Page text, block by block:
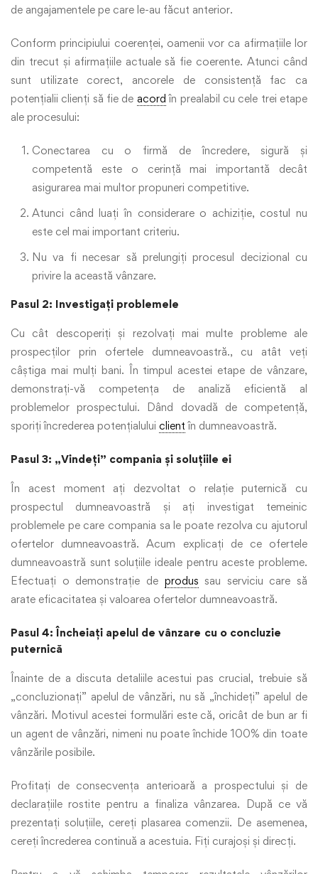
de angajamentele pe care le-au făcut anterior.
Conform principiului coerenței, oamenii vor ca afirmațiile lor
din trecut și afirmațiile actuale să fie coerente. Atunci când
sunt utilizate corect, ancorele de consistență fac ca
potențialii clienți să fie de acord în prealabil cu cele trei etape
ale procesului:
Conectarea cu o firmă de încredere, sigură și
competentă este o cerință mai importantă decât
asigurarea mai multor propuneri competitive.
Atunci când luați în considerare o achiziție, costul nu
este cel mai important criteriu.
Nu va fi necesar să prelungiți procesul decizional cu
privire la această vânzare.
Pasul 2: Investigați problemele
Cu cât descoperiți și rezolvați mai multe probleme ale
prospecților prin ofertele dumneavoastră., cu atât veți
câștiga mai mulți bani. În timpul acestei etape de vânzare,
demonstrați-vă competența de analiză eficientă al
problemelor prospectului. Dând dovadă de competență,
sporiți încrederea potențialului client în dumneavoastră.
Pasul 3: „Vindeți” compania și soluțiile ei
În acest moment ați dezvoltat o relație puternică cu
prospectul dumneavoastră și ați investigat temeinic
problemele pe care compania sa le poate rezolva cu ajutorul
ofertelor dumneavoastră. Acum explicați de ce ofertele
dumneavoastră sunt soluțiile ideale pentru aceste probleme.
Efectuați o demonstrație de produs sau serviciu care să
arate eficacitatea și valoarea ofertelor dumneavoastră.
Pasul 4: Încheiați apelul de vânzare cu o concluzie
puternică
Înainte de a discuta detaliile acestui pas crucial, trebuie să
„concluzionați” apelul de vânzări, nu să „închideți” apelul de
vânzări. Motivul acestei formulări este că, oricât de bun ar fi
un agent de vânzări, nimeni nu poate închide 100% din toate
vânzările posibile.
Profitați de consecvența anterioară a prospectului și de
declarațiile rostite pentru a finaliza vânzarea. După ce vă
prezentați soluțiile, cereți plasarea comenzii. De asemenea,
cereți încrederea continuă a acestuia. Fiți curajoși și direcți.